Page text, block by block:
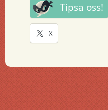
Tipsa oss!
X